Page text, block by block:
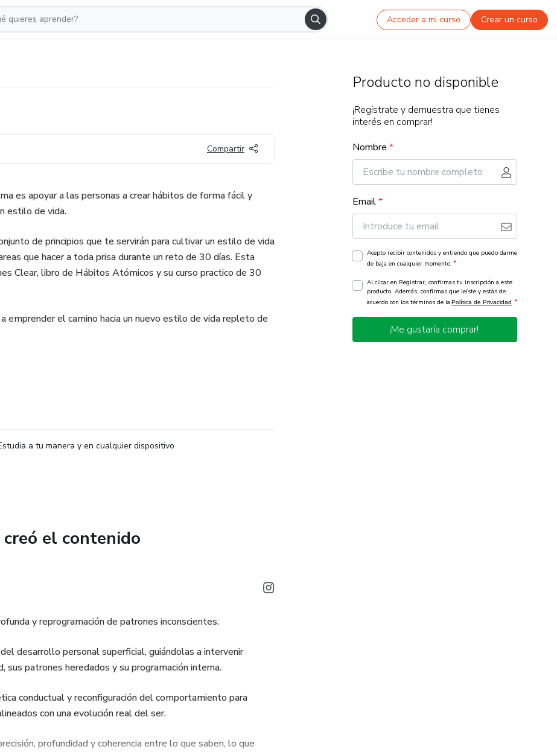
Acceder a mi curso Crear un curso
Compartir
es apoyar a las personas a crear hábitos de forma fácil y
estilo de vida.
de principios que te servirán para cultivar un estilo de vida
que hacer a toda prisa durante un reto de 30 días. Esta
Clear, libro de Hábitos Atómicos y su curso practico de 30
emprender el camino hacia un nuevo estilo de vida repleto de
a tu manera y en cualquier dispositivo
el contenido
y reprogramación de patrones inconscientes.
desarrollo personal superficial, guiándolas a intervenir
patrones heredados y su programación interna.
conductual y reconfiguración del comportamiento para
con una evolución real del ser.
profundidad y coherencia entre lo que saben, lo que
Producto no disponible
¡Regístrate y demuestra que tienes
interés en comprar!
Nombre *
Email*
Acepto recibir contenidos y entiendo que puedo darme
de baja en cualquier momento. *
Al clicar en Registrar, confirmas tu inscripción a este
producto. Además, confirmas que leíste y estás de
acuerdo con los términos de la Política de Privacidad *
¡Me gustaría comprar!